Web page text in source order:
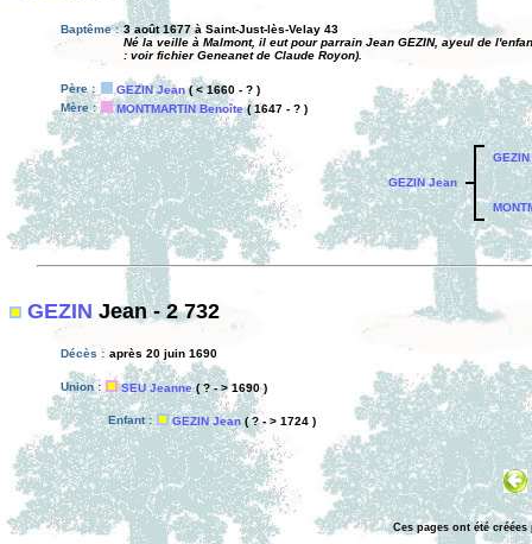
Baptême : 3 août 1677 à Saint-Just-lès-Velay 43
Né la veille à Malmont, il eut pour parrain Jean GEZIN, ayeul de
: voir fichier Geneanet de Claude Royon).
Père : GEZIN Jean( < 1660 - ? )
Mère :
MONTMARTIN Benoîte( 1647 - ? )
GEZIN Jean
GEZIN Jean - 2 732
Décès : après 20 juin 1690
Union : SEU Jeanne( ? - > 1690 )
Enfant : GEZIN Jean( ? - > 1724 )
Ces pages ont été